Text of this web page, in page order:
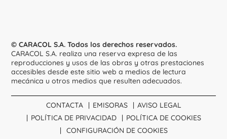
© CARACOL S.A. Todos los derechos reservados.
CARACOL S.A. realiza una reserva expresa de las
reproducciones y usos de las obras y otras prestaciones
accesibles desde este sitio web a medios de lectura
mecánica u otros medios que resulten adecuados.
CONTACTA EMISORAS
AVISO LEGAL
POLÍTICA DE PRIVACIDAD
POLÍTICA DE COOKIES
CONFIGURACIÓN DE COOKIES